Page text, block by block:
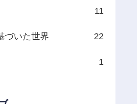
11
づいた世界 22
1